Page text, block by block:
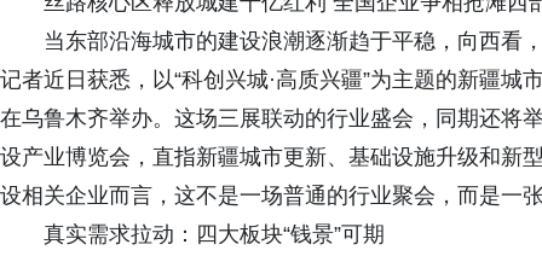
当东部沿海城市的建设浪潮逐渐趋于平稳，向西看
记者近日获悉，以“科创兴城·高质兴疆”为主题的新疆
在乌鲁木齐举办。这场三展联动的行业盛会，同期还将
设产业博览会，直指新疆城市更新、基础设施升级和新
设相关企业而言，这不是一场普通的行业聚会，而是一
真实需求拉动：四大板块“钱景”可期